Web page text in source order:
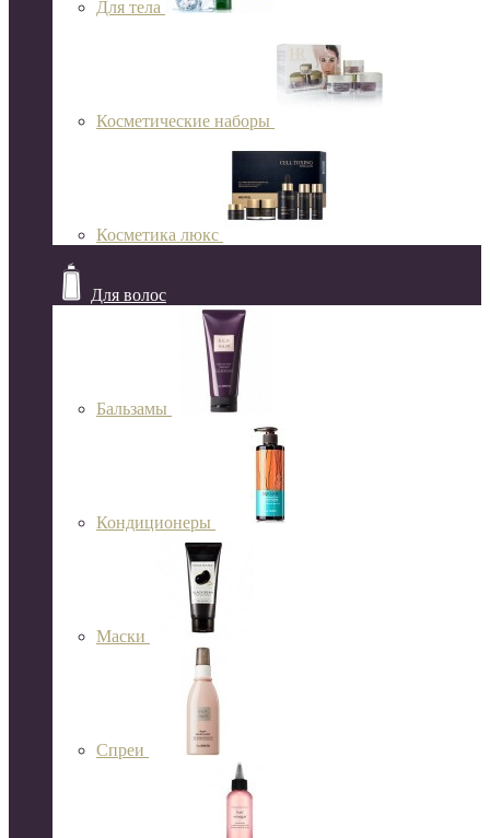
Для тела
Косметические наборы
Косметика люкс
Для волос
Бальзамы
Кондиционеры
Маски
Спреи